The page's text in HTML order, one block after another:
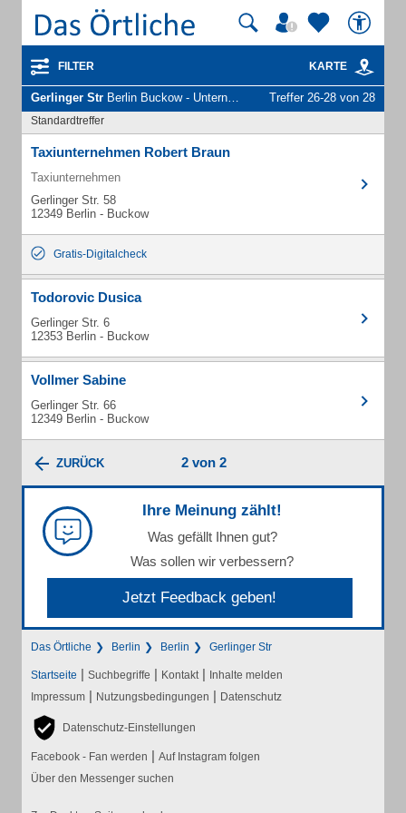
FILTER KARTE
Gerlinger Str Berlin Buckow - Unternehmen und Personen Treffer 26-28 von 28
Standardtreffer
Taxiunternehmen Robert Braun
Taxiunternehmen
Gerlinger Str. 58
12349 Berlin - Buckow
Gratis-Digitalcheck
Todorovic Dusica
Gerlinger Str. 6
12353 Berlin - Buckow
Vollmer Sabine
Gerlinger Str. 66
12349 Berlin - Buckow
ZURÜCK 2 von 2
Ihre Meinung zählt!
Was gefällt Ihnen gut?
Was sollen wir verbessern?
Jetzt Feedback geben!
Das Örtliche Berlin Berlin Gerlinger Str
Startseite | Suchbegriffe | Kontakt | Inhalte melden
Impressum | Nutzungsbedingungen | Datenschutz
Datenschutz-Einstellungen
Facebook - Fan werden | Auf Instagram folgen
Über den Messenger suchen